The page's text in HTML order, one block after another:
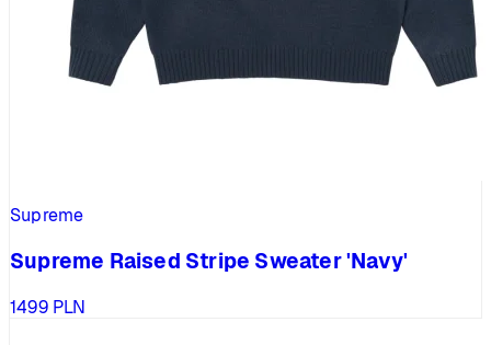
Supreme
Supreme Raised Stripe Sweater 'Navy'
1499 PLN